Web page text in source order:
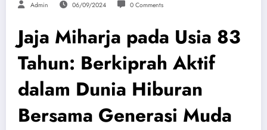
Admin 06/09/2024 0 Comments
Jaja Miharja pada Usia 83
Tahun: Berkiprah Aktif
dalam Dunia Hiburan
Bersama Generasi Muda